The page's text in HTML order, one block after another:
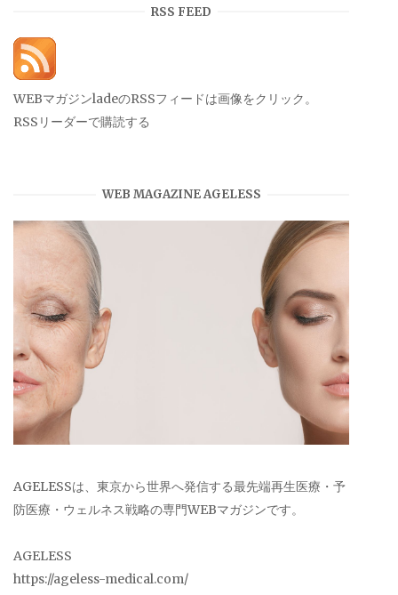
RSS FEED
WEBマガジンladeのRSSフィードは画像をクリック。
RSSリーダーで購読する
WEB MAGAZINE AGELESS
AGELESSは、東京から世界へ発信する最先端再生医療・予
防医療・ウェルネス戦略の専門WEBマガジンです。
AGELESS
https://ageless-medical.com/